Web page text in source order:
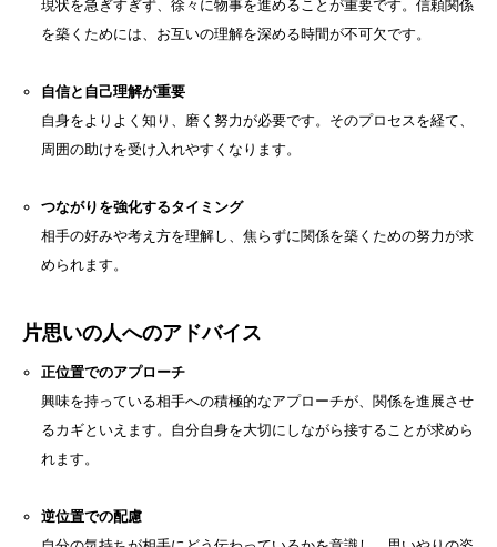
現状を急ぎすぎず、徐々に物事を進めることが重要です。信頼関係
を築くためには、お互いの理解を深める時間が不可欠です。
自信と自己理解が重要
自身をよりよく知り、磨く努力が必要です。そのプロセスを経て、
周囲の助けを受け入れやすくなります。
つながりを強化するタイミング
相手の好みや考え方を理解し、焦らずに関係を築くための努力が求
められます。
片思いの人へのアドバイス
正位置でのアプローチ
興味を持っている相手への積極的なアプローチが、関係を進展させ
るカギといえます。自分自身を大切にしながら接することが求めら
れます。
逆位置での配慮